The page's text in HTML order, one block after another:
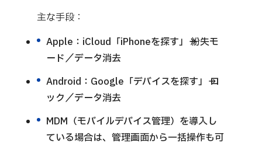
主な手段：
Apple：iCloud「iPhoneを探す」→ 紛失モ
ード／データ消去
Android：Google「デバイスを探す」→ ロ
ック／データ消去
MDM（モバイルデバイス管理）を導入し
ている場合は、管理画面から一括操作も可